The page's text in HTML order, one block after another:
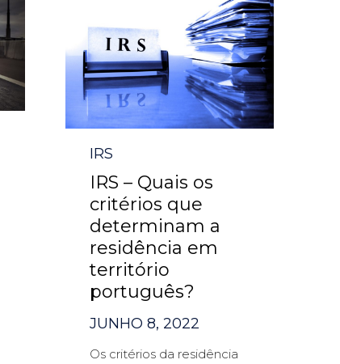
Category
IRS
IRS – Quais os
critérios que
determinam a
residência em
território
português?
JUNHO 8, 2022
Os critérios da residência